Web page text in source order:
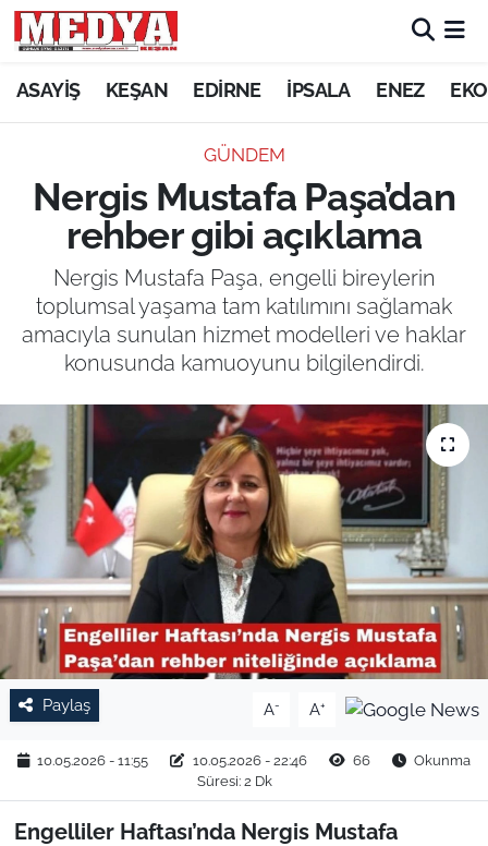
ASAYİŞ KEŞAN EDİRNE İPSALA ENEZ
GÜNDEM
Nergis Mustafa Paşa’dan
rehber gibi açıklama
Nergis Mustafa Paşa, engelli bireylerin
toplumsal yaşama tam katılımını sağlamak
amacıyla sunulan hizmet modelleri ve haklar
konusunda kamuoyunu bilgilendirdi.
Paylaş A- A+
10.05.2026 - 11:55 10.05.2026 - 22:46 66
Okunma
Süresi: 2 Dk
Engelliler Haftası’nda Nergis Mustafa
KEŞAN
ASAYİŞ
SİYASET
GÜNDEM
EKONOMİ
SAĞLIK
EĞİTİM
TARIM VE HAYVANCILIK
KÜLTÜR SANAT
RESMİ İLAN
SPOR
YAŞAM
EDİRNE